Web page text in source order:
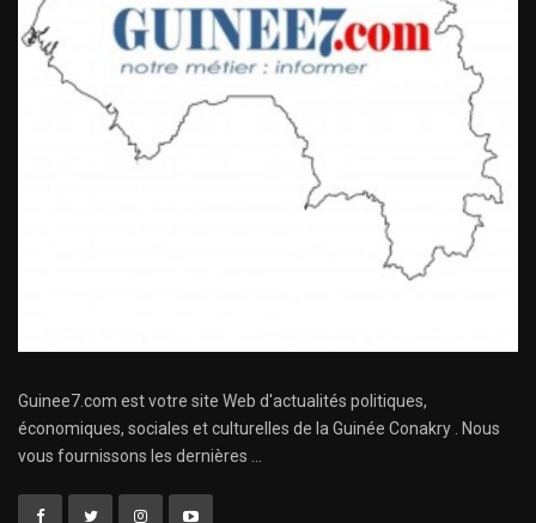
Guinee7.com est votre site Web d'actualités politiques,
économiques, sociales et culturelles de la Guinée Conakry . Nous
vous fournissons les dernières ...